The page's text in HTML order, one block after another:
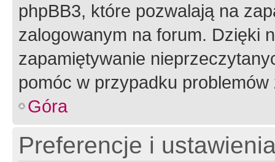
phpBB3, które pozwalają na
zalogowanym na forum. Dzięki
zapamiętywanie
pomóc w przypadku
Góra
Preferencje i